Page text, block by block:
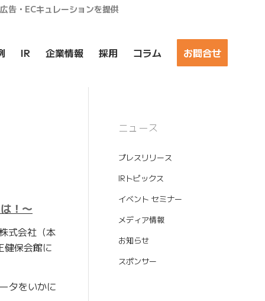
告・ECキュレーションを提供
IR 企業情報 採用 コラム お問合せ
！〜
式会社（本
保会館に
タをいかに
ニュース
プレスリリース
IRトピックス
イベント セミナー
メディア情報
お知らせ
スポンサー